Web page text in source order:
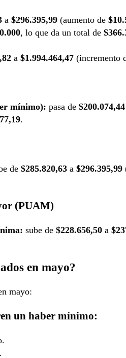
a $296.395,99 (aumento de
, lo que da un total de
a $1.994.464,47 (incremento
mínimo): pasa de $200.074,44
.
de $285.820,63 a $296.395,99
(PUAM)
sube de $228.656,50 a
en mayo?
mayo:
un haber mínimo: